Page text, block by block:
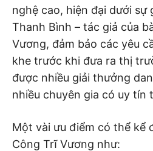
nghệ cao, hiện đại dưới sự
Thanh Bình – tác giả của
Vương, đảm bảo các yêu
khe trước khi đưa ra thị
được nhiều giải thưởng
nhiều chuyên gia có uy tín
Một vài ưu điểm có thể kể
Công Trĩ Vương như: